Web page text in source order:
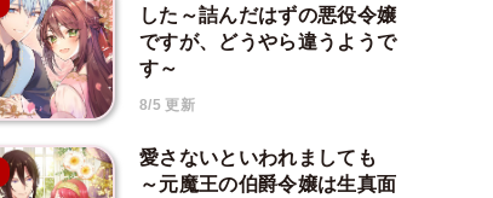
した～詰んだはずの悪役令嬢
ですが、どうやら違うようで
す～
8/5 更新
愛さないといわれましても
～元魔王の伯爵令嬢は生真面